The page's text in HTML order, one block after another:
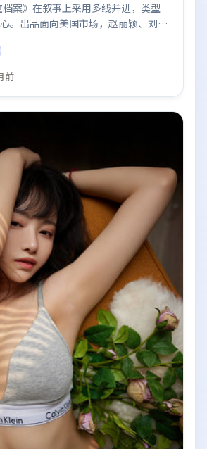
案》在叙事上采用多线并进，类型
。出品面向美国市场，赵丽颖、刘亦
怡所饰角色推动关键反转，结尾留白
前